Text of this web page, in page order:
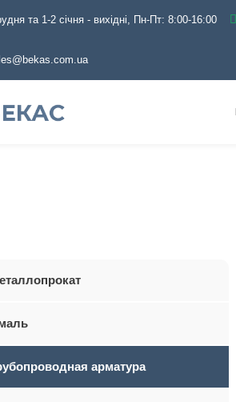
та 1-2 січня - вихідні, Пн-Пт: 8:00-16:00
арматура